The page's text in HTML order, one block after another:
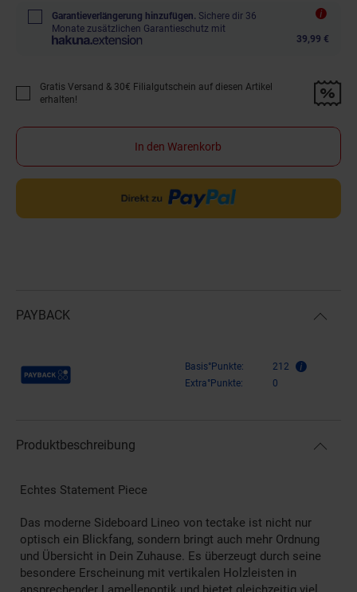
Garantieverlängerung hinzufügen. Sichere dir 36
Monate zusätzlichen Garantieschutz mit
39,99 €
Promotion "Gratis Versand &amp; 30€ Filialgutschein auf diesen Artikel
Gratis Versand & 30€ Filialgutschein auf diesen Artikel
erhalten!
In den Warenkorb
PAYBACK
Payback Punkte Basis°Punkte:
212
Extra°Punkte:
0
Produktbeschreibung
Echtes Statement Piece
Das moderne Sideboard Lineo von tectake ist nicht nur
optisch ein Blickfang, sondern bringt auch mehr Ordnung
und Übersicht in Dein Zuhause. Es überzeugt durch seine
besondere Erscheinung mit vertikalen Holzleisten in